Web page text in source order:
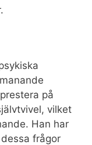
på
vilket
Han har
frågor